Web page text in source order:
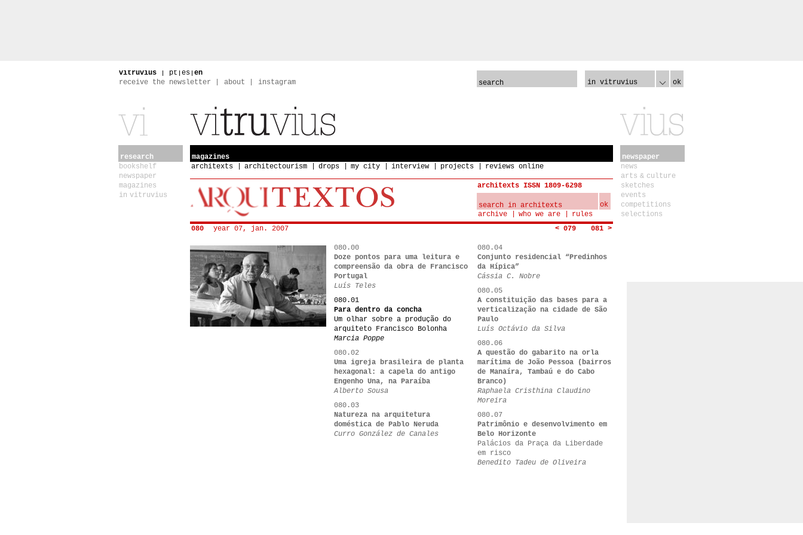
vitruvius | pt | es | en
receive the newsletter
about instagram in vitruvius ok
research
bookshelf
newspaper
magazines
in vitruvius
magazines
architexts
architectourism drops my city interview projects reviews online
architexts ISSN 1809-6298
ok
archive
who we are
rules
080
year 07, jan. 2007 < 079 081 >
080.00
Doze pontos para uma leitura e
compreensão da obra de Francisco
Portugal
Luís Teles
080.01
Para dentro da concha
Um olhar sobre a produção do
arquiteto Francisco Bolonha
Marcia Poppe
080.02
Uma igreja brasileira de planta
hexagonal: a capela do antigo
Engenho Una, na Paraíba
Alberto Sousa
080.03
Natureza na arquitetura
doméstica de Pablo Neruda
Curro González de Canales
080.04
Conjunto residencial “Predinhos
da Hípica”
Cássia C. Nobre
080.05
A constituição das bases para a
verticalização na cidade de São
Paulo
Luís Octávio da Silva
080.06
A questão do gabarito na orla
marítima de João Pessoa (bairros
de Manaíra, Tambaú e do Cabo
Branco)
Raphaela Cristhina Claudino
Moreira
080.07
Patrimônio e desenvolvimento em
Belo Horizonte
Palácios da Praça da Liberdade
em risco
Benedito Tadeu de Oliveira
newspaper
news
arts & culture
sketches
events
competitions
selections